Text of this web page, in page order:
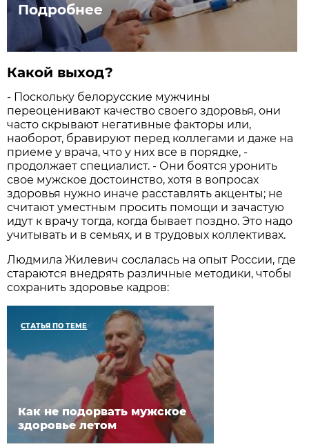
Подробнее
Какой выход?
- Поскольку белорусские мужчины
переоценивают качество своего здоровья, они
часто скрывают негативные факторы или,
наоборот, бравируют перед коллегами и даже на
приеме у врача, что у них все в порядке, -
продолжает специалист. - Они боятся уронить
свое мужское достоинство, хотя в вопросах
здоровья нужно иначе расставлять акценты; не
считают уместным просить помощи и зачастую
идут к врачу тогда, когда бывает поздно. Это надо
учитывать и в семьях, и в трудовых коллективах.
Людмила Жилевич сослалась на опыт России, где
стараются внедрять различные методики, чтобы
сохранить здоровье кадров:
СТАТЬЯ ПО ТЕМЕ
Как не подорвать мужское
здоровье летом